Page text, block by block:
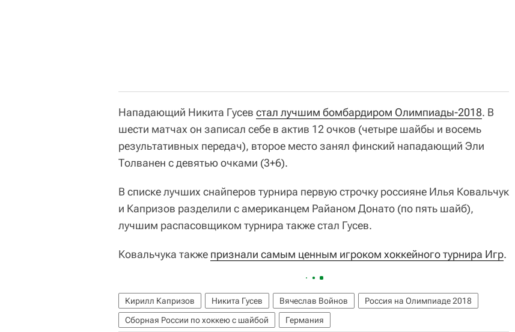
Нападающий Никита Гусев стал лучшим бомбардиром Олимпиады-2018. В
шести матчах он записал себе в актив 12 очков (четыре шайбы и восемь
результативных передач), второе место занял финский нападающий Эли
Толванен с девятью очками (3+6).
В списке лучших снайперов турнира первую строчку россияне Илья Ковальчук
и Капризов разделили с американцем Райаном Донато (по пять шайб),
лучшим распасовщиком турнира также стал Гусев.
Ковальчука также признали самым ценным игроком хоккейного турнира Игр.
Кирилл Капризов Никита Гусев Вячеслав Войнов
Россия на Олимпиаде 2018
Сборная России по хоккею с шайбой
Германия